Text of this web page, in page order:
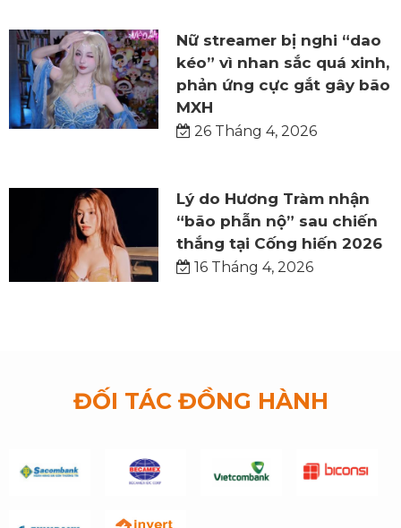
Nữ streamer bị nghi “dao
kéo” vì nhan sắc quá xinh,
phản ứng cực gắt gây bão
MXH
26 Tháng 4, 2026
Lý do Hương Tràm nhận
“bão phẫn nộ” sau chiến
thắng tại Cống hiến 2026
16 Tháng 4, 2026
ĐỐI TÁC ĐỒNG HÀNH